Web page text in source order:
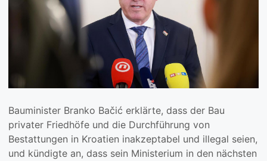
Bauminister Branko Bačić erklärte, dass der Bau
privater Friedhöfe und die Durchführung von
Bestattungen in Kroatien inakzeptabel und illegal seien,
und kündigte an, dass sein Ministerium in den nächsten